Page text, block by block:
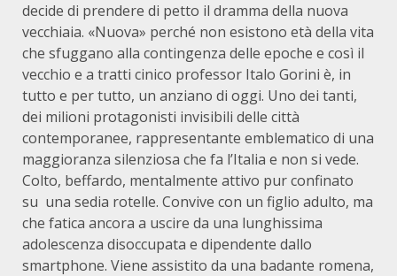
decide di prendere di petto il dramma della nuova
vecchiaia. «Nuova» perché non esistono età della vita
che sfuggano alla contingenza delle epoche e così il
vecchio e a tratti cinico professor Italo Gorini è, in
tutto e per tutto, un anziano di oggi. Uno dei tanti,
dei milioni protagonisti invisibili delle città
contemporanee, rappresentante emblematico di una
maggioranza silenziosa che fa l’Italia e non si vede.
Colto, beffardo, mentalmente attivo pur confinato
su una sedia rotelle. Convive con un figlio adulto, ma
che fatica ancora a uscire da una lunghissima
adolescenza disoccupata e dipendente dallo
smartphone. Viene assistito da una badante romena,